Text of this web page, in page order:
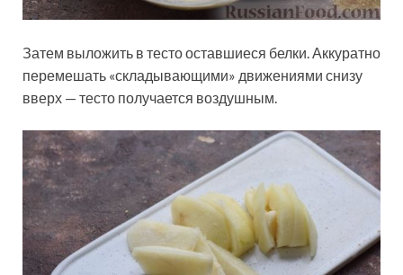
Затем выложить в тесто оставшиеся белки. Аккуратно
перемешать «складывающими» движениями снизу
вверх — тесто получается воздушным.